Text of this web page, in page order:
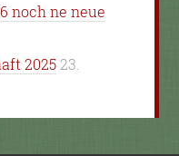
noch ne neue
2025 23.